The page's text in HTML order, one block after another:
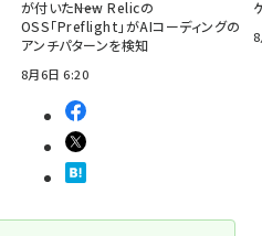
が付いた――New Relicの
OSS「Preflight」がAIコーディングの
アンチパターンを検知
8月6日 6:20